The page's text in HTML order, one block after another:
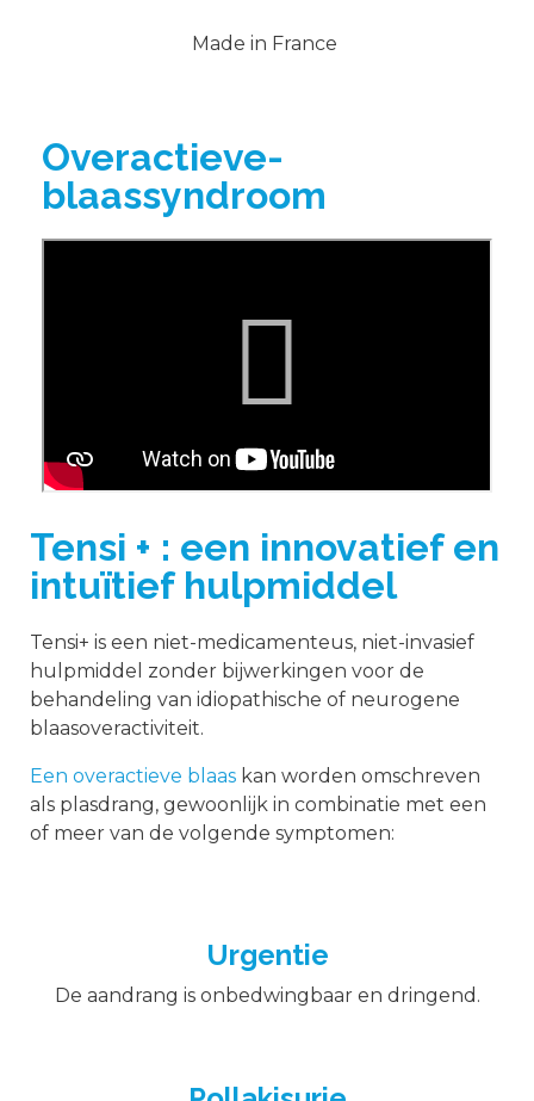
Made in France
Overactieve-
blaassyndroom
Tensi + : een innovatief en
intuïtief hulpmiddel
Tensi+ is een niet-medicamenteus, niet-invasief
hulpmiddel zonder bijwerkingen voor de
behandeling van idiopathische of neurogene
blaasoveractiviteit.
Een overactieve blaas kan worden omschreven
als plasdrang, gewoonlijk in combinatie met een
of meer van de volgende symptomen:
Urgentie
De aandrang is onbedwingbaar en dringend.